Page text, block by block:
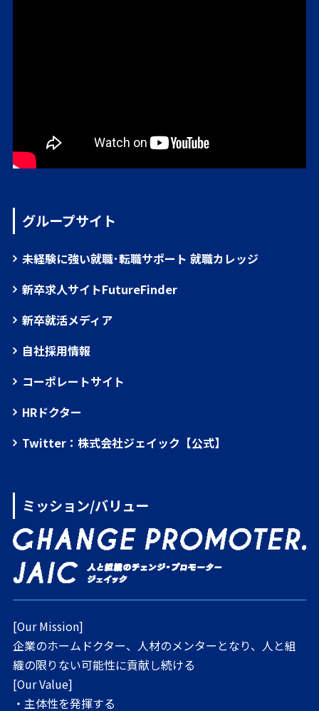
グループサイト
未経験に強い就職･転職サポート 就職カレッジ
新卒求人サイトFutureFinder
新卒就活メディア
自社採用情報
コーポレートサイト
HRドクター
Twitter：株式会社ジェイック【公式】
ミッション/バリュー
[Our Mission]
企業のホームドクター、人材のメンターとなり、人と組
織の限りない可能性に貢献し続ける
[Our Value]
・主体性を発揮する